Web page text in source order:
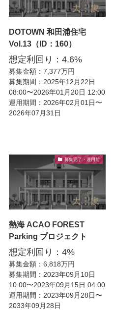
DOTOWN 和田浦住宅
Vol.13（ID：160）
想定利回り：4.6%
募集金額：7,377万円
募集期間：2025年12月22日
08:00〜2026年01月20日 12:00
運用期間：2026年02月01日〜
2026年07月31日
募集完了・運用前
熱海 ACAO FOREST
Parking プロジェクト
想定利回り：4%
募集金額：6,818万円
募集期間：2023年09月10日
10:00〜2023年09月15日 04:00
運用期間：2023年09月28日〜
2033年09月28日